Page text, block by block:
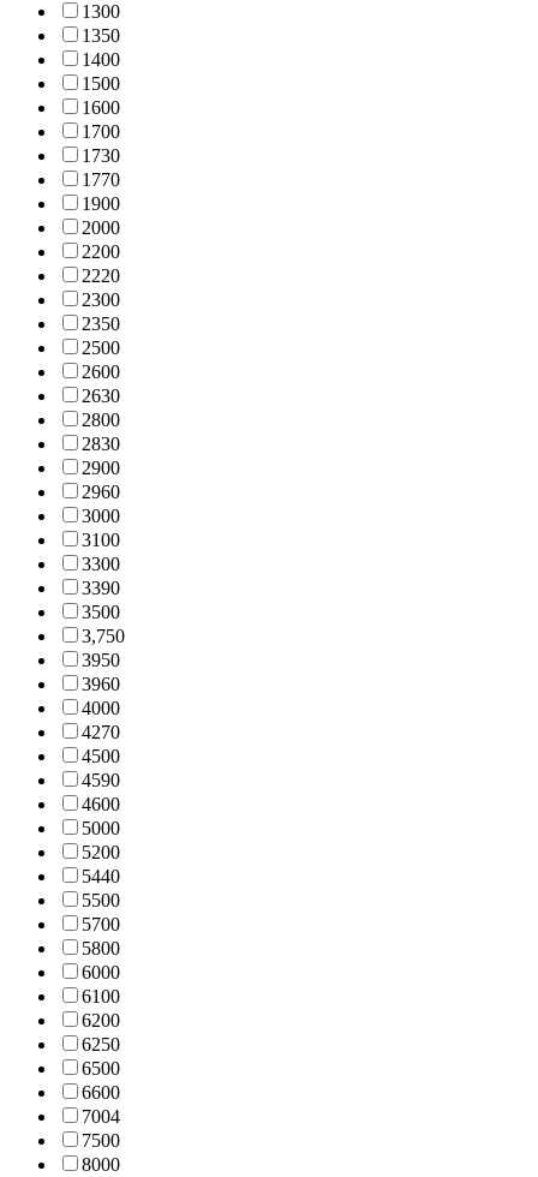
1300
1350
1400
1500
1600
1700
1730
1770
1900
2000
2200
2220
2300
2350
2500
2600
2630
2800
2830
2900
2960
3000
3100
3300
3390
3500
3,750
3950
3960
4000
4270
4500
4590
4600
5000
5200
5440
5500
5700
5800
6000
6100
6200
6250
6500
6600
7004
7500
8000